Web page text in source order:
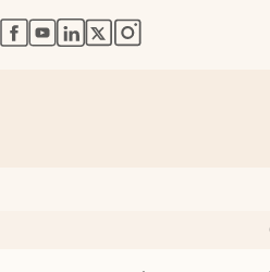
abre en nueva pestaña
abre en nueva pestaña
abre en nueva pestaña
abre en nueva pestaña
abre en nueva